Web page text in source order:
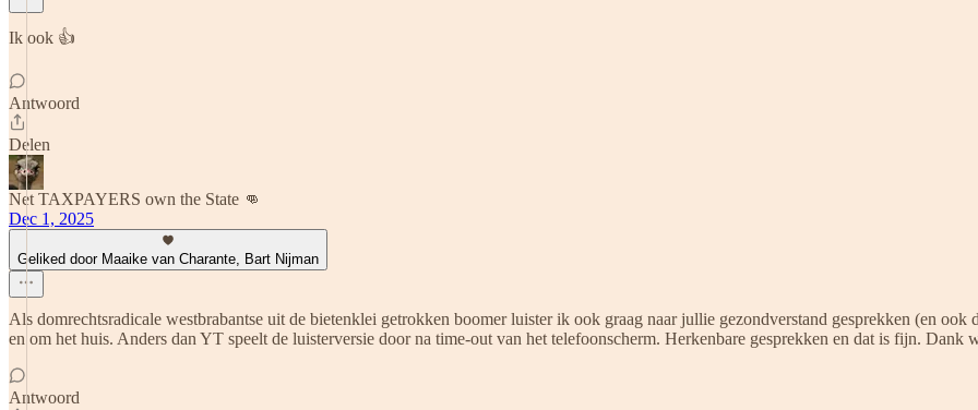
Ik ook 👍
Antwoord
Delen
Net TAXPAYERS own the State 👊
Dec 1, 2025
Geliked door Maaike van Charante, Bart Nijman
Als domrechtsradicale westbrabantse uit de bietenklei getrokken boomer luister ik ook graag naar jullie gezondverstand gesprekken (en
en om het huis. Anders dan YT speelt de luisterversie door na time-out van het telefoonscherm. Herkenbare gesprekken en dat is fijn. Dank
Antwoord